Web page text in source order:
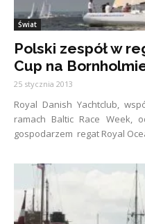
Świat
Polski zespół w
Cup na
25 stycznia 2013
Royal Danish Yachtclub,
ramach Baltic Race Week,
gospodarzem regat Royal